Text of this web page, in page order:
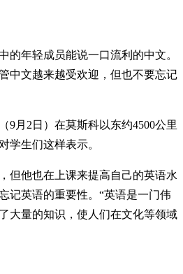
的年轻成员能说一口流利的中文。
中文越来越受欢迎，但也不要忘记
9月2日）在莫斯科以东约4500公里
学生们这样表示。
但他也在上课来提高自己的英语水
记英语的重要性。“英语是一门伟
大量的知识，使人们在文化等领域